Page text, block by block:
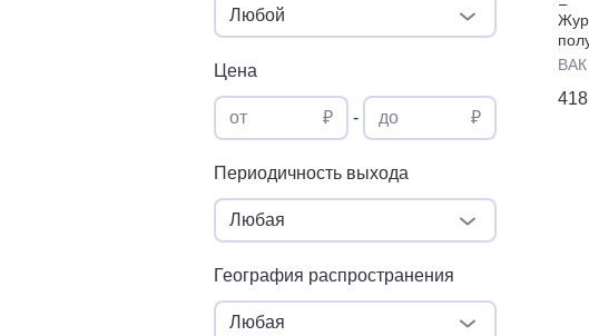
Любой
Цена
от ₽ - до ₽
Периодичность выхода
Любая
География распространения
Любая